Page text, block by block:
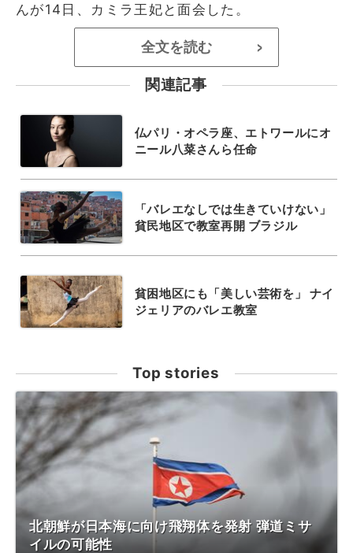
んが14日、カミラ王妃と面会した。
全文を読む >
関連記事
仏パリ・オペラ座、エトワールにオ
ニール八菜さんら任命
「バレエなしでは生きていけない」
貧民地区で教室再開 ブラジル
貧困地区にも「美しい芸術を」 ナイ
ジェリアのバレエ教室
Top stories
北朝鮮が日本海に向け飛翔体を発射 弾道ミサ
イルの可能性